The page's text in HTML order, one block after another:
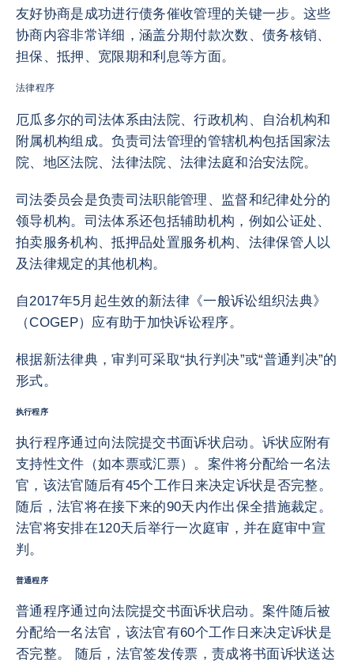
友好协商是成功进行债务催收管理的关键一步。这些
协商内容非常详细，涵盖分期付款次数、债务核销、
担保、抵押、宽限期和利息等方面。
法律程序
厄瓜多尔的司法体系由法院、行政机构、自治机构和
附属机构组成。负责司法管理的管辖机构包括国家法
院、地区法院、法律法院、法律法庭和治安法院。
司法委员会是负责司法职能管理、监督和纪律处分的
领导机构。司法体系还包括辅助机构，例如公证处、
拍卖服务机构、抵押品处置服务机构、法律保管人以
及法律规定的其他机构。
自2017年5月起生效的新法律《一般诉讼组织法典》
（COGEP）应有助于加快诉讼程序。
根据新法律典，审判可采取“执行判决”或“普通判决”的
形式。
执行程序
执行程序通过向法院提交书面诉状启动。诉状应附有
支持性文件（如本票或汇票）。案件将分配给一名法
官，该法官随后有45个工作日来决定诉状是否完整。
随后，法官将在接下来的90天内作出保全措施裁定。
法官将安排在120天后举行一次庭审，并在庭审中宣
判。
普通程序
普通程序通过向法院提交书面诉状启动。案件随后被
分配给一名法官，该法官有60个工作日来决定诉状是
否完整。 随后，法官签发传票，责成将书面诉状送达